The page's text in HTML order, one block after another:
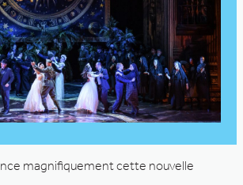
magnifiquement cette nouvelle